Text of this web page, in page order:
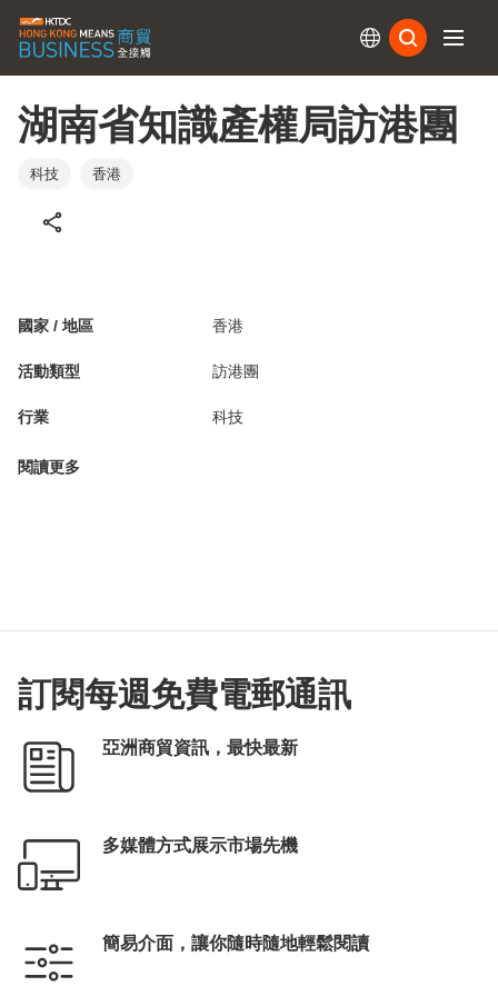
湖南省知識產權局訪港團
科技 香港
國家 / 地區 香港
活動類型 訪港團
行業 科技
閱讀更多
訂閱每週免費電郵通訊
亞洲商貿資訊，最快最新
多媒體方式展示市場先機
簡易介面，讓你隨時隨地輕鬆閱讀